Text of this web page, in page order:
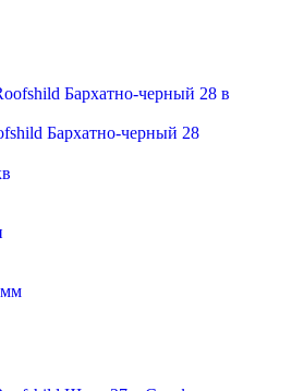
Бархатно-черный 28